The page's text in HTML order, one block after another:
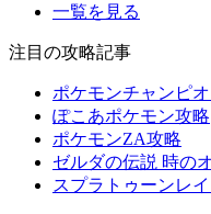
一覧を見る
注目の攻略記事
ポケモンチャンピ
ぽこあポケモン攻略
ポケモンZA攻略
ゼルダの伝説 時の
スプラトゥーンレ